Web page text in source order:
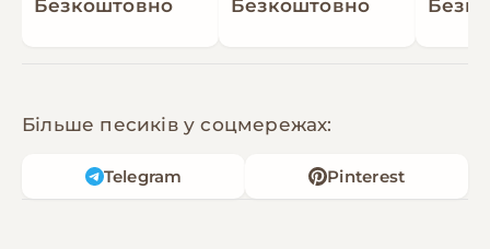
Безкоштовно Безкоштовно
Більше песиків у соцмережах:
Telegram Pinterest